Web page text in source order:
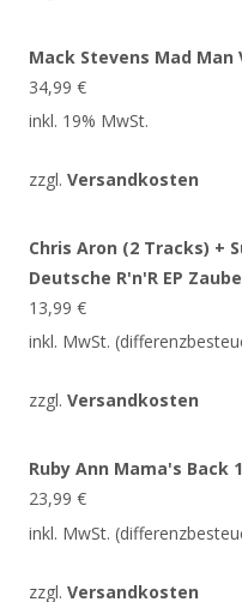
Mack Stevens Mad
34,99 €
inkl. 19% MwSt.
zzgl. Versandkosten
Chris Aron (2 Tracks) +
Deutsche R'n'R EP
13,99 €
inkl. MwSt.
zzgl. Versandkosten
Ruby Ann Mama's Back
23,99 €
inkl. MwSt.
zzgl. Versandkosten